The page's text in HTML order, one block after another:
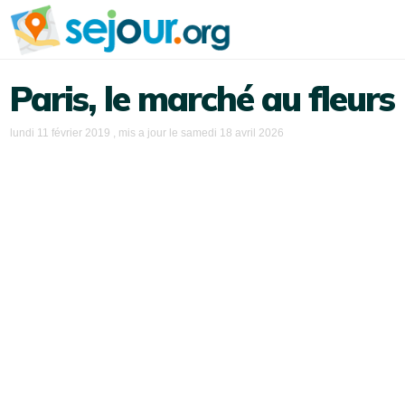
Paris, le marché au fleurs
lundi 11 février 2019 , mis a jour le samedi 18 avril 2026